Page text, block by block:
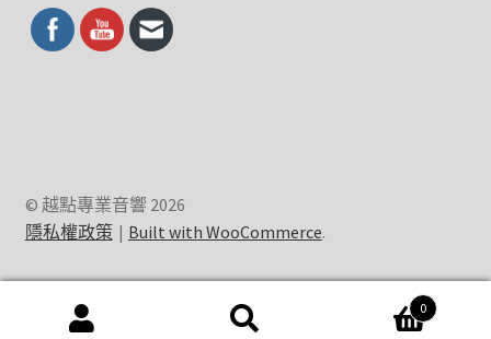
© 越點專業音響 2026
隱私權政策
Built with WooCommerce.
0